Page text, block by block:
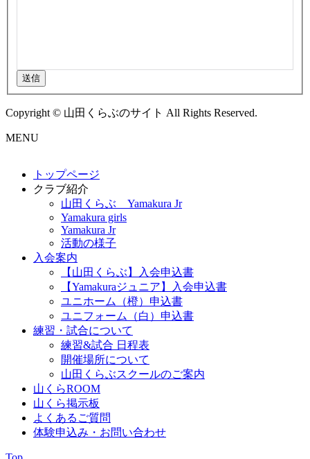
送信
Copyright © 山田くらぶのサイト All Rights Reserved.
MENU
トップページ
クラブ紹介
山田くらぶ Yamakura Jr
Yamakura girls
Yamakura Jr
活動の様子
入会案内
【山田くらぶ】入会申込書
【Yamakuraジュニア】入会申込書
ユニホーム（橙）申込書
ユニフォーム（白）申込書
練習・試合について
練習&試合 日程表
開催場所について
山田くらぶスクールのご案内
山くらROOM
山くら掲示板
よくあるご質問
体験申込み・お問い合わせ